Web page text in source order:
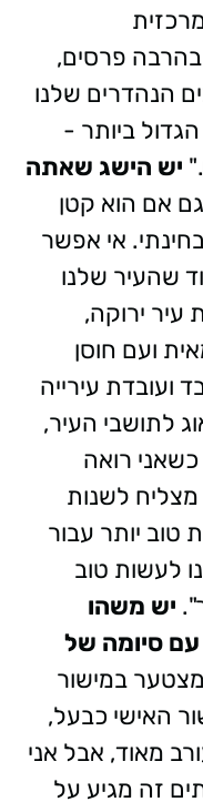
בהרבה פרסים,
הנהדרים שלנו
ביותר -
יש הישג שאתה
אם הוא קטן
אי אפשר
שהעיר שלנו
עיר ירוקה,
ועם חוסן
ועובדת עירייה
לתושבי העיר,
רואה
לשנות
טוב יותר עבור
לעשות טוב
יש משהו
סיומה של
במישור
האישי כבעל,
מאוד, אבל אני
זה מגיע על